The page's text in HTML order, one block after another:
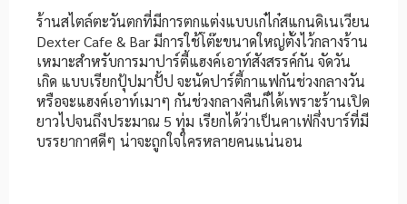
ร้านสไตล์ตะวันตกที่มีการตกแต่งแบบเก๋ไก๋สแกนดิเนเวียน
Dexter Cafe & Bar มีการใช้โต๊ะขนาดใหญ่ตั้งไว้กลางร้าน
เหมาะสำหรับการมาปาร์ตี้แฮงค์เอาท์สังสรรค์กัน จัดวัน
เกิด แบบเรียกปุ้ปมาปั้ป จะนัดปาร์ตี้กาแฟกันช่วงกลางวัน
หรือจะแฮงค์เอาท์เมาๆ กันช่วงกลางคืนก็ได้เพราะร้านเปิด
ยาวไปจนถึงประมาณ 5 ทุ่ม เรียกได้ว่าเป็นคาเฟ่กึ่งบาร์ที่มี
บรรยากาศดีๆ น่าจะถูกใจใครหลายคนแน่นอน